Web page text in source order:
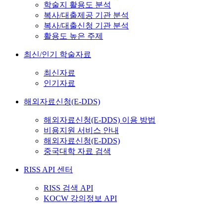
학술지 활용도 분석
복사/대출제공 기관 분석
복사/대출신청 기관 분석
활용도 높은 주제
최신/인기 학술자료
최신자료
인기자료
해외자료신청(E-DDS)
해외자료신청(E-DDS) 이용 방법
비용지원 서비스 안내
해외자료신청(E-DDS)
중국대학 자료 검색
RISS API 센터
RISS 검색 API
KOCW 강의정보 API